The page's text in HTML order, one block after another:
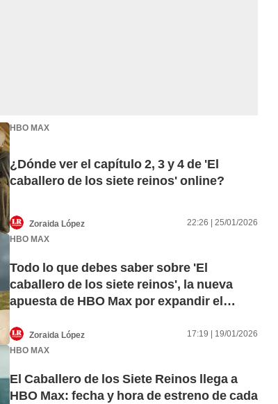
HBO MAX
¿Dónde ver el capítulo 2, 3 y 4 de 'El
caballero de los siete reinos' online?
Zoraida López
22:26 | 25/01/2026
HBO MAX
Todo lo que debes saber sobre 'El
caballero de los siete reinos', la nueva
apuesta de HBO Max por expandir el
Zoraida López
17:19 | 19/01/2026
HBO MAX
El Caballero de los Siete Reinos llega a
HBO Max: fecha y hora de estreno de cada